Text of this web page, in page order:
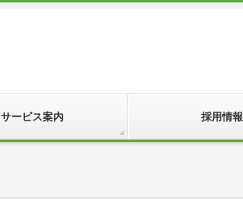
サービス案内 採用情報